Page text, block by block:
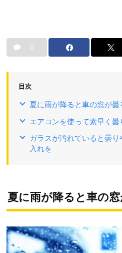
0
目次
夏に雨が降ると車の窓が曇
エアコンを使って素早く曇
ガラスが汚れていると曇
入れを
夏に雨が降ると車の